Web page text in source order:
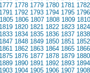
1777 1778 1779 1780 1781 1782
1791 1792 1793 1794 1795 1796
1805 1806 1807 1808 1809 1810
1819 1820 1821 1822 1823 1824
1833 1834 1835 1836 1837 1838
1847 1848 1849 1850 1851 1852
1861 1862 1863 1864 1865 1866
1875 1876 1877 1878 1879 1880
1889 1890 1891 1892 1893 1894
1903 1904 1905 1906 1907 1908